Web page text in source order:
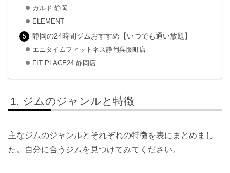
カルド 静岡
ELEMENT
静岡の24時間ジムおすすめ【いつでも通い放題】
エニタイムフィットネス静岡呉服町店
FIT PLACE24 静岡店
ジムのジャンルと特徴
主なジムのジャンルとそれぞれの特徴を表にまとめまし
た。自分に合うジムを見つけてみてください。